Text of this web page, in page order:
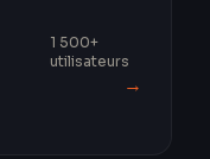
1 500+
utilisateurs
→